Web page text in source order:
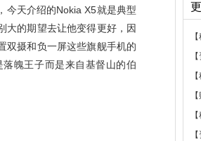
今天介绍的Nokia X5就是典型
大的期望去让他变得更好，因
双摄和负一屏这些旗舰手机的
魄王子而是来自基督山的伯